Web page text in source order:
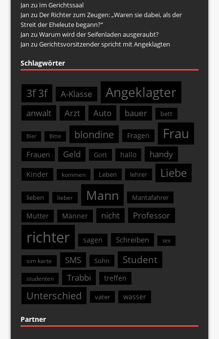
Jan zu Im Gerichtssaal
Jan zu Der Richter zum Zeugen: „Waren sie dabei, als der
Streit der Eheleute begann?“
Jan zuWarum wird der Seifenladen ausgeraubt?
Jan zuGerichtsvorsitzender spricht mit Angeklagten
Schlagwörter
3f 3f A-Klasse Angeklagter
anwalt Arzt Auto bauer bett
Bier Bitte blondine Fragen Frau
Frauen Geld Gott hallo handy
Kinder kommen Leben lehrer Liebe
lieben lieber Mann Mantafahrer
Mutter Männer nicht Professor
richter sagen Schreiben sex
sim karte SMS Sohn Student
studenten Trabbi treffen
Unterschied vater wasser
Partner